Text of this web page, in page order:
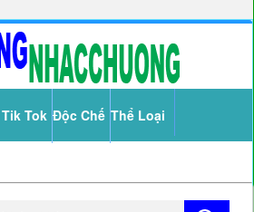
Tok Độc Chế Thể Loại